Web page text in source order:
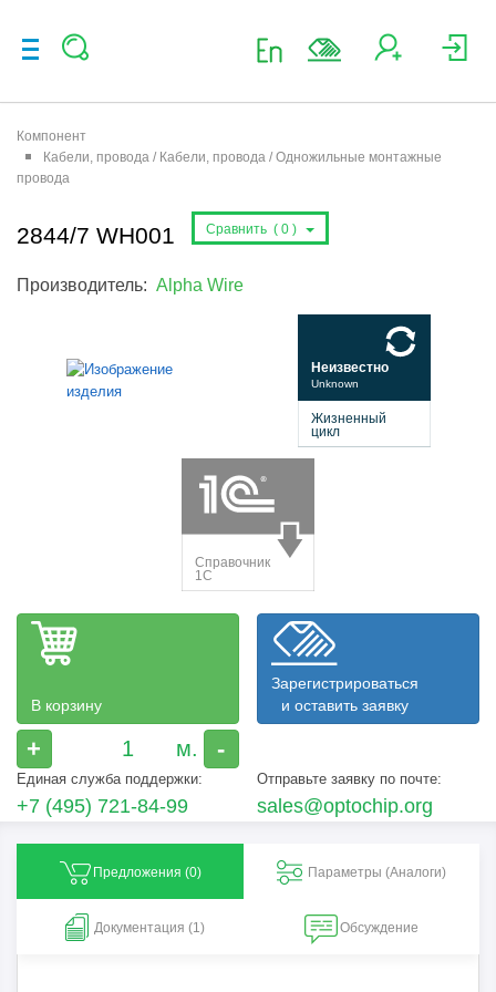
Компонент
Кабели, провода / Кабели, провода / Одножильные монтажные
провода
2844/7 WH001 Сравнить ( 0 )
Производитель: Alpha Wire
В корзину
+ -
Зарегистрироваться
и оставить заявку
Единая служба поддержки:
+7 (495) 721-84-99
Отправьте заявку по почте:
sales@optochip.org
Предложения (0) Параметры (Aналоги)
Документация (1) Обсуждение